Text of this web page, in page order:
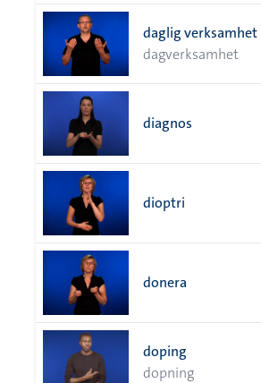
daglig verksamhet
dagverksamhet
diagnos
dioptri
donera
doping
dopning